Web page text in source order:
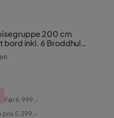
200 cm
bord inkl. 6 Broddhult
Før6.999,-
pris 5.399,-